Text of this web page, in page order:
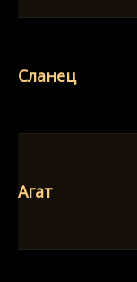
Сланец
Агат